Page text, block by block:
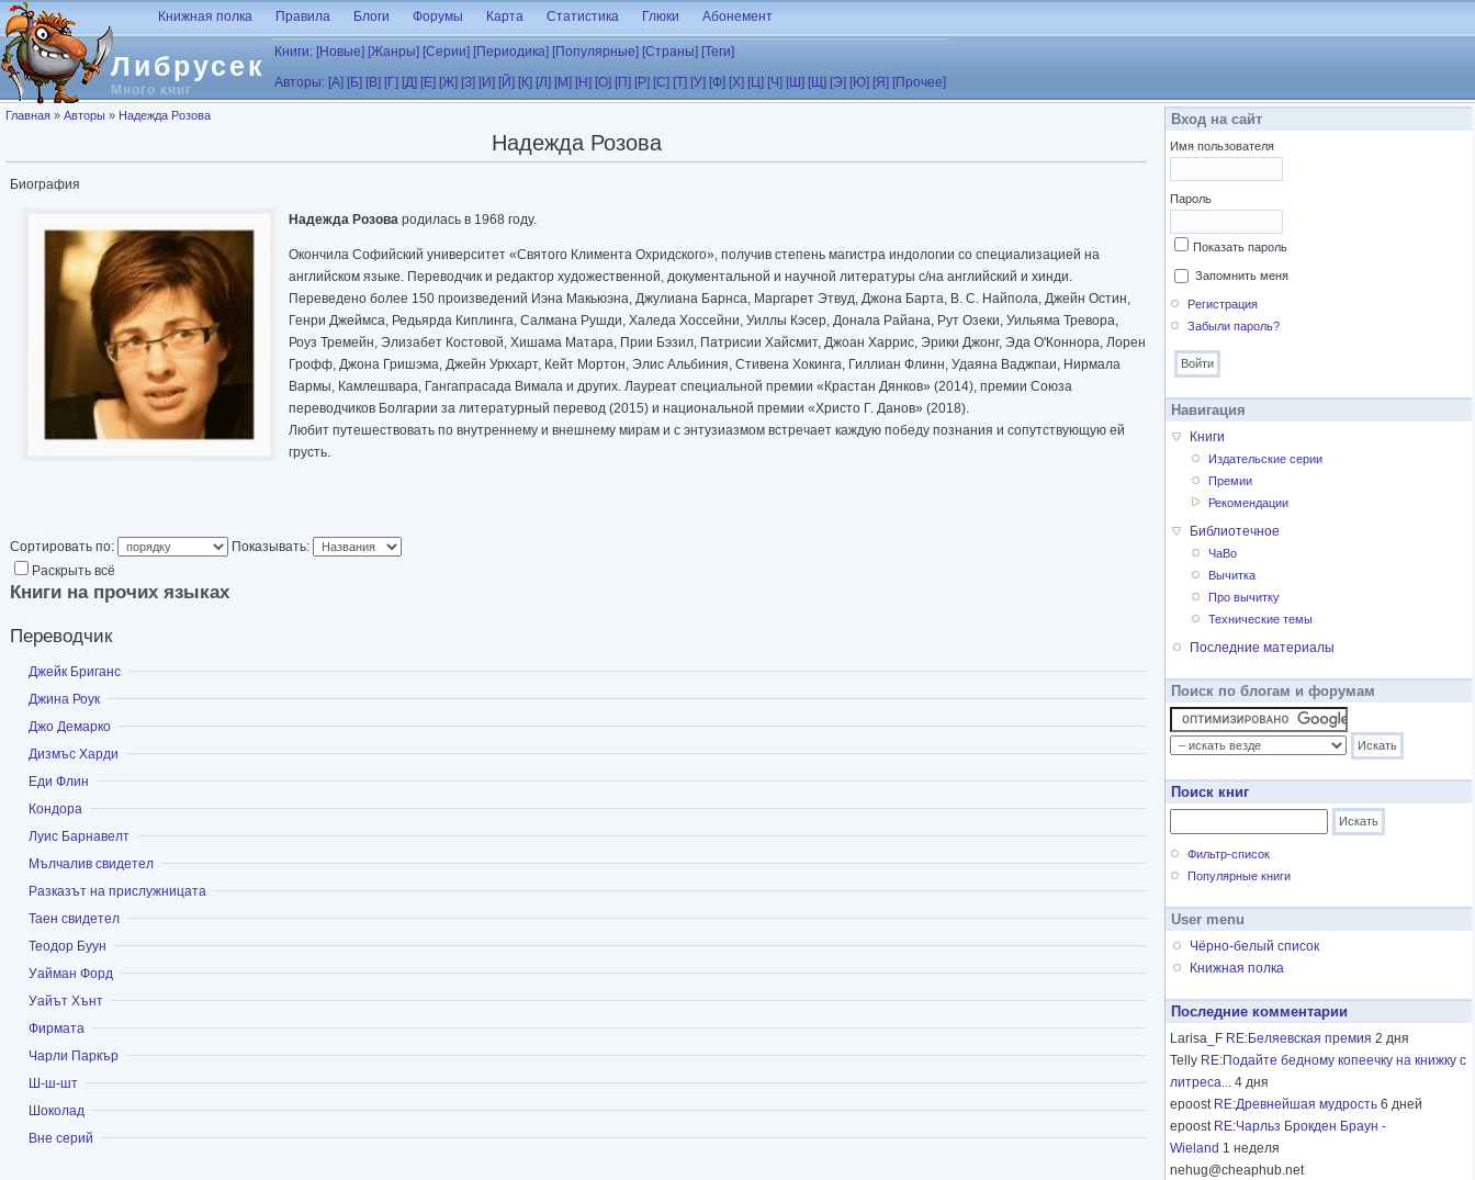
Перейти к основному содержанию
Либрусек
Много книг
Книжная полка Правила Блоги Форумы Карта Статистика Глюки Абонемент
Книги: [Новые] [Жанры] [Серии] [Периодика] [Популярные] [Страны] [Теги]
Авторы: [А] [Б] [В] [Г] [Д] [Е] [Ж] [З] [И] [Й] [К] [Л] [М] [Н] [О] [П] [Р] [С] [Т] [У] [Ф] [Х] [Ц] [Ч] [Ш] [Щ] [Э] [Ю] [Я] [Прочее]
Вы здесь
Главная » Авторы » Надежда Розова
Надежда Розова
Биография
Надежда Розова родилась в 1968 году.
Окончила Софийский университет «Святого Климента Охридского», получив степень магистра индологии со специализацией на
английском языке. Переводчик и редактор художественной, документальной и научной литературы с/на английский и хинди.
Переведено более 150 произведений Иэна Макьюэна, Джулиана Барнса, Маргарет Этвуд, Джона Барта, В. С. Найпола, Джейн Остин,
Генри Джеймса, Редьярда Киплинга, Салмана Рушди, Халеда Хоссейни, Уиллы Кэсер, Донала Райана, Рут Озеки, Уильяма Тревора,
Роуз Тремейн, Элизабет Костовой, Хишама Матара, Прии Бэзил, Патрисии Хайсмит, Джоан Харрис, Эрики Джонг, Эда О'Коннора, Лорен
Грофф, Джона Гришэма, Джейн Уркхарт, Кейт Мортон, Элис Альбиния, Стивена Хокинга, Гиллиан Флинн, Удаяна Ваджпаи, Нирмала
Вармы, Камлешвара, Гангапрасада Вимала и других. Лауреат специальной премии «Крастан Дянков» (2014), премии Союза
переводчиков Болгарии за литературный перевод (2015) и национальной премии «Христо Г. Данов» (2018).
Любит путешествовать по внутреннему и внешнему мирам и с энтузиазмом встречает каждую победу познания и сопутствующую ей
грусть.
Сортировать по:
Показывать:
Раскрыть всё
Книги на прочих языках
Переводчик
Показать
Джейк Бриганс
Показать
Джина Роук
Показать
Джо Демарко
Показать
Дизмъс Харди
Показать
Еди Флин
Показать
Кондора
Показать
Луис Барнавелт
Показать
Мълчалив свидетел
Показать
Разказът на прислужницата
Показать
Таен свидетел
Показать
Теодор Буун
Показать
Уайман Форд
Показать
Уайът Хънт
Показать
Фирмата
Показать
Чарли Паркър
Показать
Ш-ш-шт
Показать
Шоколад
Показать
Вне серий
Вход на сайт
Имя пользователя
Пароль
Показать пароль
Запомнить меня
Регистрация
Забыли пароль?
Навигация
Книги
Издательские серии
Премии
Рекомендации
Библиотечное
ЧаВо
Вычитка
Про вычитку
Технические темы
Последние материалы
Поиск по блогам и форумам
Поиск книг
Фильтр-список
Популярные книги
User menu
Чёрно-белый список
Книжная полка
Последние комментарии
Larisa_F RE:Беляевская премия 2 дня
Telly RE:Подайте бедному копеечку на книжку с
литреса... 4 дня
epoost RE:Древнейшая мудрость 6 дней
epoost RE:Чарльз Брокден Браун -
Wieland 1 неделя
nehug@cheaphub.net